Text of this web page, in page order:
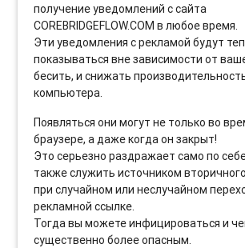
получение уведомлений с сайта
COREBRIDGEFLOW.COM в любое время.
Эти уведомления с рекламой будут
показываться вне зависимости от
бесить, и снижать
компьютера.
Появляться они могут не только во
браузере, а даже когда он закрыт!
Это серьезно раздражает само по
также служить источником
при случайном или неслучайном
рекламной ссылке.
Тогда вы можете инфицироваться и
существенно более опасным.